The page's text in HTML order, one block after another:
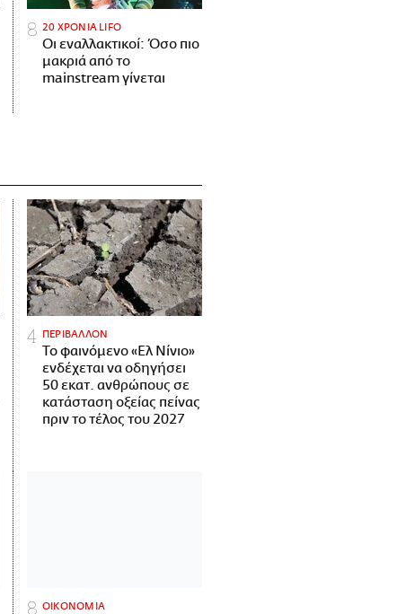
20 ΧΡΟΝΙΑ LIFO
Οι εναλλακτικοί: Όσο πιο
μακριά από το
mainstream γίνεται
ΠΕΡΙΒΑΛΛΟΝ
Το φαινόμενο «Ελ Νίνιο»
ενδέχεται να οδηγήσει
50 εκατ. ανθρώπους σε
κατάσταση οξείας πείνας
πριν το τέλος του 2027
ΟΙΚΟΝΟΜΙΑ